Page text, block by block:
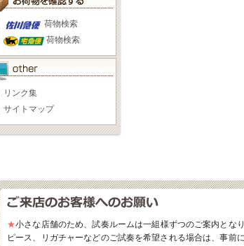
荷物検索
荷物検索
リンク集
サイトマップ
★小さな店舗のため、試奏ルームは一組様ずつのご案内とな
ピース、リガチャーなどのご試奏を希望される場合は、事前